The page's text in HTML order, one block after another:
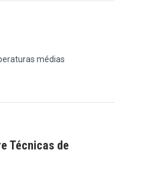
médias
Técnicas de